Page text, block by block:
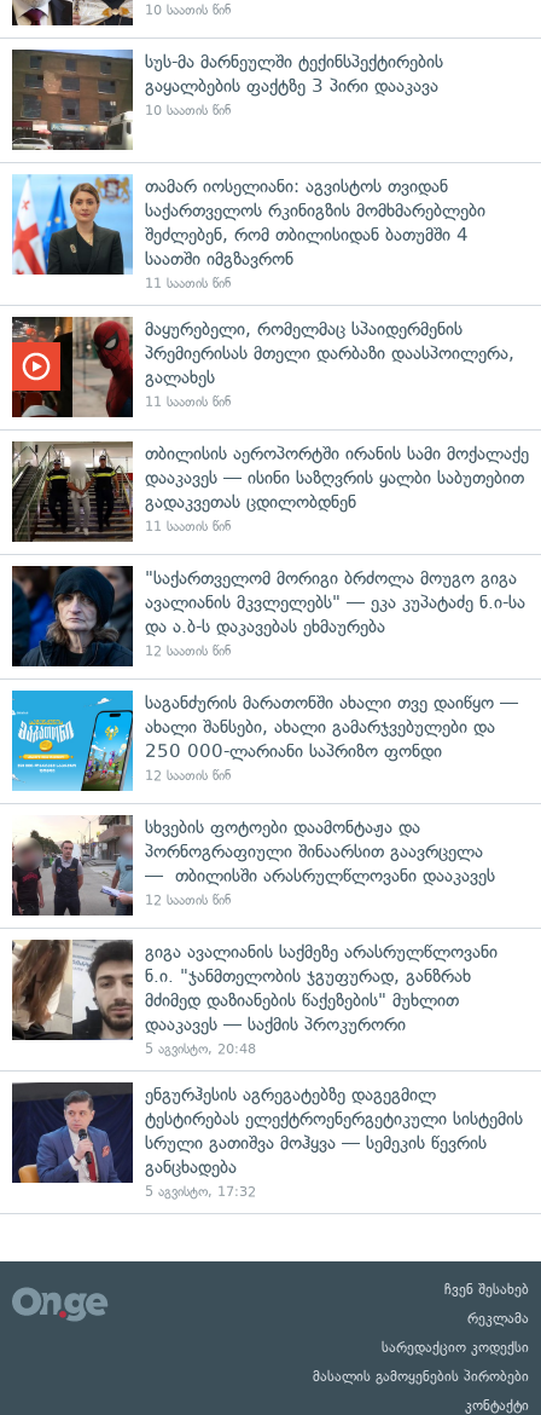
10 საათის წინ
სუს-მა მარნეულში ტექინსპექტირების
გაყალბების ფაქტზე 3 პირი დააკავა
10 საათის წინ
თამარ იოსელიანი: აგვისტოს თვიდან
საქართველოს რკინიგზის მომხმარებლები
შეძლებენ, რომ თბილისიდან ბათუმში 4
საათში იმგზავრონ
11 საათის წინ
მაყურებელი, რომელმაც სპაიდერმენის
პრემიერისას მთელი დარბაზი დაასპოილერა,
გალახეს
11 საათის წინ
თბილისის აეროპორტში ირანის სამი მოქალაქე
დააკავეს — ისინი საზღვრის ყალბი საბუთებით
გადაკვეთას ცდილობდნენ
11 საათის წინ
"საქართველომ მორიგი ბრძოლა მოუგო გიგა
ავალიანის მკვლელებს" — ეკა კუპატაძე ნ.ი-სა
და ა.ბ-ს დაკავებას ეხმაურება
12 საათის წინ
საგანძურის მარათონში ახალი თვე დაიწყო —
ახალი შანსები, ახალი გამარჯვებულები და
250 000-ლარიანი საპრიზო ფონდი
12 საათის წინ
სხვების ფოტოები დაამონტაჟა და
პორნოგრაფიული შინაარსით გაავრცელა
— თბილისში არასრულწლოვანი დააკავეს
12 საათის წინ
გიგა ავალიანის საქმეზე არასრულწლოვანი
ნ.ი. "ჯანმთელობის ჯგუფურად, განზრახ
მძიმედ დაზიანების წაქეზების" მუხლით
დააკავეს — საქმის პროკურორი
5 აგვისტო, 20:48
ენგურჰესის აგრეგატებზე დაგეგმილ
ტესტირებას ელექტროენერგეტიკული სისტემის
სრული გათიშვა მოჰყვა — სემეკის წევრის
განცხადება
5 აგვისტო, 17:32
ჩვენ შესახებ
რეკლამა
სარედაქციო კოდექსი
მასალის გამოყენების პირობები
კონტაქტი